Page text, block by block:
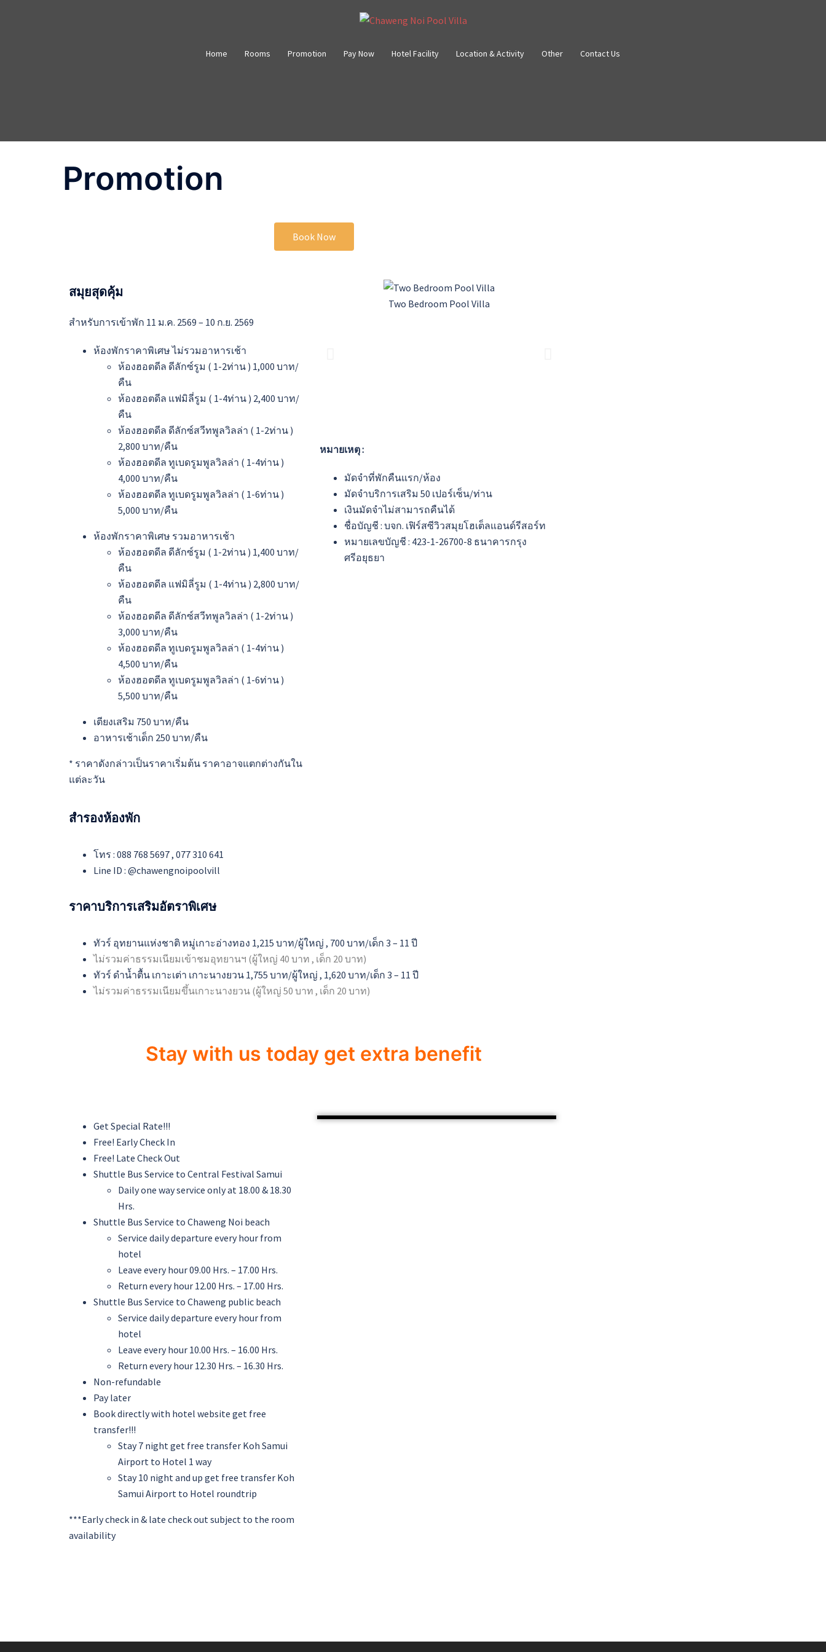
Home Rooms Promotion Pay Now Hotel Facility Location & Activity Other Contact Us
Promotion
Book Now
สมุยสุดคุ้ม
สำหรับการเข้าพัก 11 ม.ค. 2569 – 10 ก.ย. 2569
ห้องพักราคาพิเศษ ไม่รวมอาหารเช้า
ห้องฮอตดีล ดีลักซ์รูม ( 1-2ท่าน ) 1,000 บาท/
คืน
ห้องฮอตดีล แฟมิลี่รูม ( 1-4ท่าน ) 2,400 บาท/
คืน
ห้องฮอตดีล ดีลักซ์สวีทพูลวิลล่า ( 1-2ท่าน )
2,800 บาท/คืน
ห้องฮอตดีล ทูเบดรูมพูลวิลล่า ( 1-4ท่าน )
4,000 บาท/คืน
ห้องฮอตดีล ทูเบดรูมพูลวิลล่า ( 1-6ท่าน )
5,000 บาท/คืน
ห้องพักราคาพิเศษ รวมอาหารเช้า
ห้องฮอตดีล ดีลักซ์รูม ( 1-2ท่าน ) 1,400 บาท/
คืน
ห้องฮอตดีล แฟมิลี่รูม ( 1-4ท่าน ) 2,800 บาท/
คืน
ห้องฮอตดีล ดีลักซ์สวีทพูลวิลล่า ( 1-2ท่าน )
3,000 บาท/คืน
ห้องฮอตดีล ทูเบดรูมพูลวิลล่า ( 1-4ท่าน )
4,500 บาท/คืน
ห้องฮอตดีล ทูเบดรูมพูลวิลล่า ( 1-6ท่าน )
5,500 บาท/คืน
เตียงเสริม 750 บาท/คืน
อาหารเช้าเด็ก 250 บาท/คืน
* ราคาดังกล่าวเป็นราคาเริ่มต้น ราคาอาจแตกต่างกันใน
แต่ละวัน
Two Bedroom Pool Villa
หมายเหตุ :
มัดจำที่พักคืนแรก/ห้อง
มัดจำบริการเสริม 50 เปอร์เซ็น/ท่าน
เงินมัดจำไม่สามารถคืนได้
ชื่อบัญชี : บจก. เฟิร์สซีวิวสมุยโฮเต็ลแอนด์รีสอร์ท
หมายเลขบัญชี : 423-1-26700-8 ธนาคารกรุง
ศรีอยุธยา
สำรองห้องพัก
โทร : 088 768 5697 , 077 310 641
Line ID : @chawengnoipoolvill
ราคาบริการเสริมอัตราพิเศษ
ทัวร์ อุทยานแห่งชาติ หมู่เกาะอ่างทอง 1,215 บาท/ผู้ใหญ่ , 700 บาท/เด็ก 3 – 11 ปี
ไม่รวมค่าธรรมเนียมเข้าชมอุทยานฯ (ผู้ใหญ่ 40 บาท , เด็ก 20 บาท)
ทัวร์ ดำน้ำตื้น เกาะเต่า เกาะนางยวน 1,755 บาท/ผู้ใหญ่ , 1,620 บาท/เด็ก 3 – 11 ปี
ไม่รวมค่าธรรมเนียมขึ้นเกาะนางยวน (ผู้ใหญ่ 50 บาท , เด็ก 20 บาท)
Stay with us today get extra benefit
Get Special Rate!!!
Free! Early Check In
Free! Late Check Out
Shuttle Bus Service to Central Festival Samui
Daily one way service only at 18.00 & 18.30
Hrs.
Shuttle Bus Service to Chaweng Noi beach
Service daily departure every hour from
hotel
Leave every hour 09.00 Hrs. – 17.00 Hrs.
Return every hour 12.00 Hrs. – 17.00 Hrs.
Shuttle Bus Service to Chaweng public beach
Service daily departure every hour from
hotel
Leave every hour 10.00 Hrs. – 16.00 Hrs.
Return every hour 12.30 Hrs. – 16.30 Hrs.
Non-refundable
Pay later
Book directly with hotel website get free
transfer!!!
Stay 7 night get free transfer Koh Samui
Airport to Hotel 1 way
Stay 10 night and up get free transfer Koh
Samui Airport to Hotel roundtrip
***Early check in & late check out subject to the room
availability